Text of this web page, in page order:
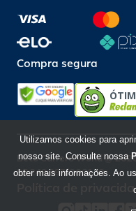
Compra segura
Beto Carrero World @
85.248.987/0001-10
Política de
Utilizamos cookies para
nosso site. Consulte nossa
obter mais informações. Ao